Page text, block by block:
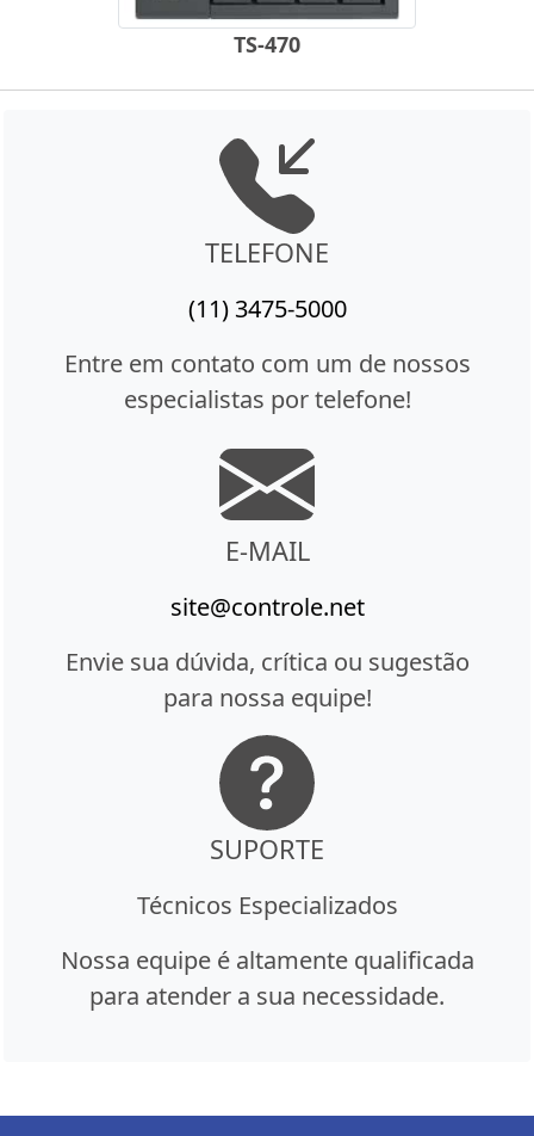
TS-470
TELEFONE
(11) 3475-5000
Entre em contato com um de nossos
especialistas por telefone!
E-MAIL
site@controle.net
Envie sua dúvida, crítica ou sugestão
para nossa equipe!
SUPORTE
Técnicos Especializados
Nossa equipe é altamente qualificada
para atender a sua necessidade.